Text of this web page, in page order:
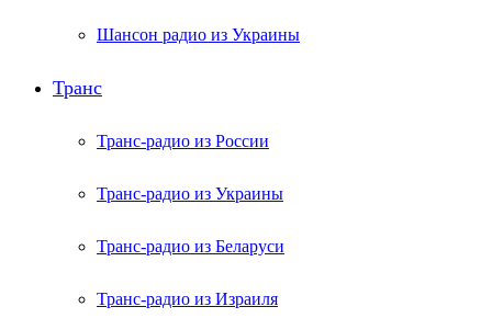
Шансон радио из Украины
Транс
Транс-радио из России
Транс-радио из Украины
Транс-радио из Беларуси
Транс-радио из Израиля